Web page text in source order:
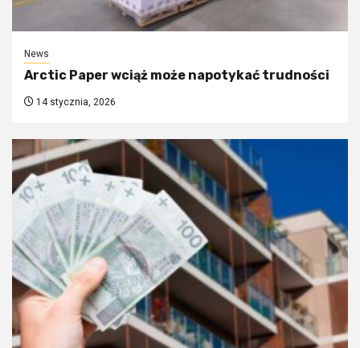
News
Arctic Paper wciąż może napotykać trudności
14 stycznia, 2026